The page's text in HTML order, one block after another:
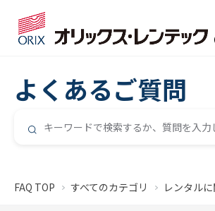
よくあるご質問
FAQ TOP すべてのカテゴリ レンタル